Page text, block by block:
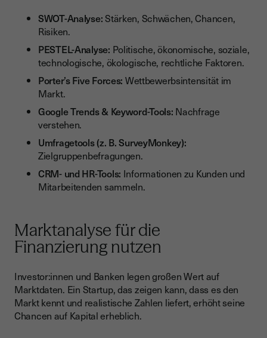
SWOT-Analyse:Stärken, Schwächen, Chancen,
Risiken.
PESTEL-Analyse: Politische, ökonomische, soziale,
technologische, ökologische, rechtliche Faktoren.
Porter’s Five Forces: Wettbewerbsintensität im
Markt.
Google Trends & Keyword-Tools: Nachfrage
verstehen.
Umfragetools (z. B. SurveyMonkey):
Zielgruppenbefragungen.
CRM- und HR-Tools: Informationen zu Kunden und
Mitarbeitenden sammeln.
Marktanalyse für die
Finanzierung nutzen
Investor:innen und Banken legen großen Wert auf
Marktdaten. Ein Startup, das zeigen kann, dass es den
Markt kennt und realistische Zahlen liefert, erhöht seine
Chancen auf Kapital erheblich.